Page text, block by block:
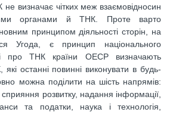
визначає чітких меж взаємовідносин
органами й ТНК. Проте варто
принципом діяльності сторін, на
Угода, є принцип національного
про ТНК країни ОЕСР визначають
які останні повинні виконувати в будь-
можна поділити на шість напрямів:
сприяння розвитку, надання інформації,
та податки, наука і технологія,